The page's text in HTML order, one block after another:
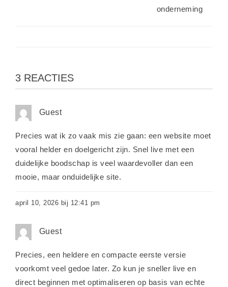
onderneming
3 REACTIES
Guest
Precies wat ik zo vaak mis zie gaan: een website moet
vooral helder en doelgericht zijn. Snel live met een
duidelijke boodschap is veel waardevoller dan een
mooie, maar onduidelijke site.
april 10, 2026 bij 12:41 pm
Guest
Precies, een heldere en compacte eerste versie
voorkomt veel gedoe later. Zo kun je sneller live en
direct beginnen met optimaliseren op basis van echte